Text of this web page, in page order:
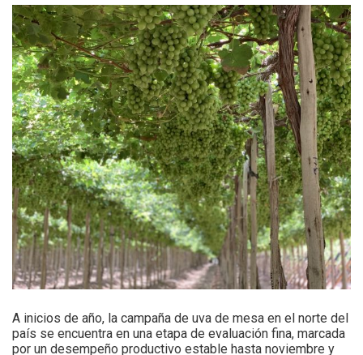
A inicios de año, la campaña de uva de mesa en el norte del
país se encuentra en una etapa de evaluación fina, marcada
por un desempeño productivo estable hasta noviembre y